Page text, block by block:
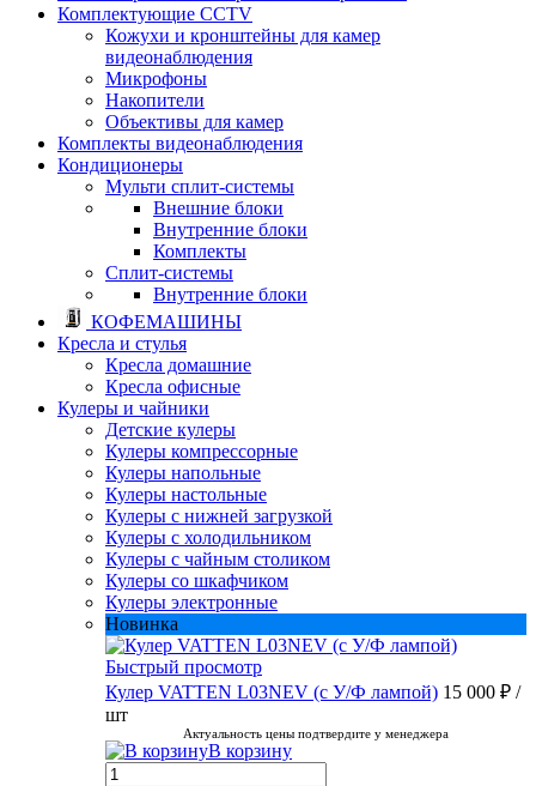
Комплектующие CCTV
Кожухи и кронштейны для камер
видеонаблюдения
Микрофоны
Накопители
Объективы для камер
Комплекты видеонаблюдения
Кондиционеры
Мульти сплит-системы
Внешние блоки
Внутренние блоки
Комплекты
Сплит-системы
Внутренние блоки
КОФЕМАШИНЫ
Кресла и стулья
Кресла домашние
Кресла офисные
Кулеры и чайники
Детские кулеры
Кулеры компрессорные
Кулеры напольные
Кулеры настольные
Кулеры с нижней загрузкой
Кулеры с холодильником
Кулеры с чайным столиком
Кулеры со шкафчиком
Кулеры электронные
Новинка
Быстрый просмотр
Кулер VATTEN L03NEV (с У/Ф лампой) 15 000 ₽ /
шт
Актуальность цены подтвердите у менеджера
В корзину